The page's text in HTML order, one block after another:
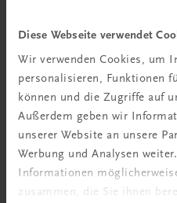
Diese Webseite verwendet
Wir verwenden Cookies, um
personalisieren, Funktionen
können und die Zugriffe auf
Außerdem geben wir
unserer Website an unsere
Werbung und Analysen
Informationen
zusammen, die Sie ihnen
Melden Sie sich über
Wunschtermin an:
Derzeit kein Webinar
Der Zoom-Link wird Ihnen
zugeschickt bzw. finden
Individuelles